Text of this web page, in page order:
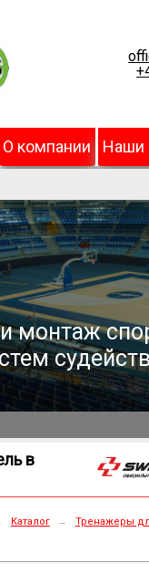
О компании Наши
монтаж
в
Каталог →
Тренажеры